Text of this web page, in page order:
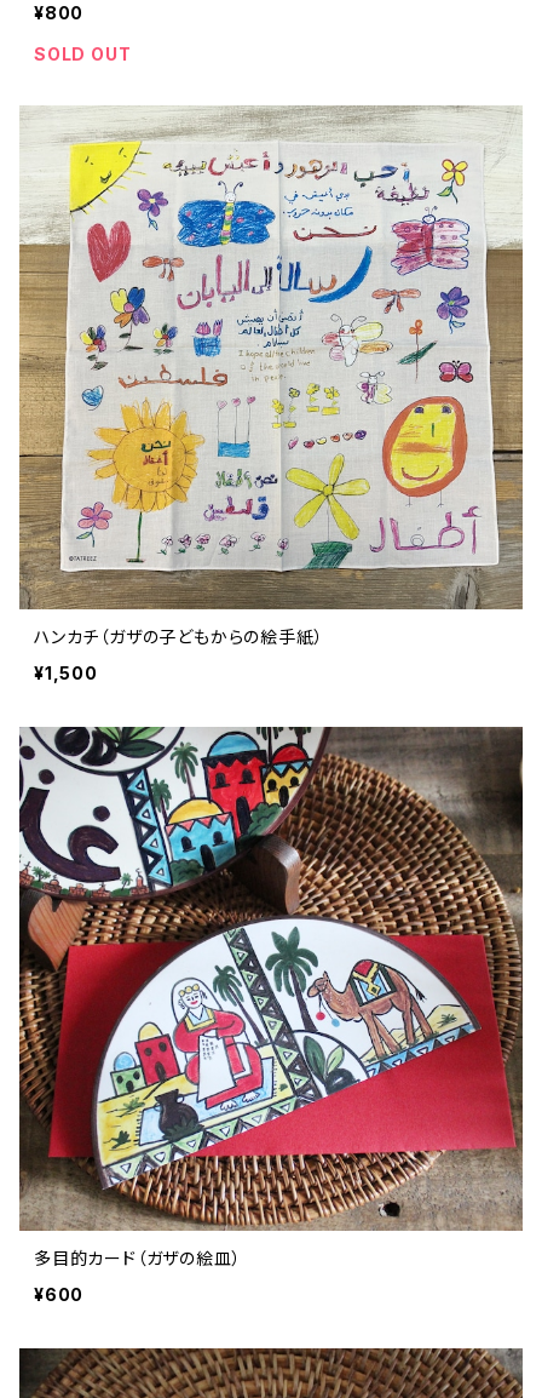
¥800
SOLD OUT
ハンカチ（ガザの子どもからの絵手紙）
¥1,500
多目的カード（ガザの絵皿）
¥600